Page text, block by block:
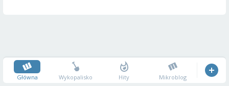
Główna Wykopalisko Hity Mikroblog